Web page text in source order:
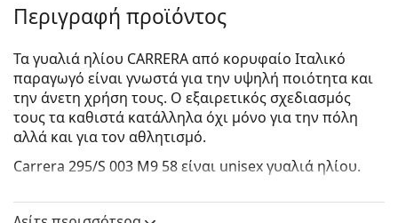
Περιγραφή προϊόντος
Τα γυαλιά ηλίου CARRERA από κορυφαίο Ιταλικό
παραγωγό είναι γνωστά για την υψηλή ποιότητα και
την άνετη χρήση τους. Ο εξαιρετικός σχεδιασμός
τους τα καθιστά κατάλληλα όχι μόνο για την πόλη
αλλά και για τον αθλητισμό.
Carrera 295/S 003 M9 58είναι unisex γυαλιά ηλίου.
με τη λειτουργία του Εικονικού καθρέφτη του